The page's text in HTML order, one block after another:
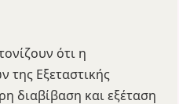
ότι η
της Εξεταστικής
διαβίβαση και εξέταση